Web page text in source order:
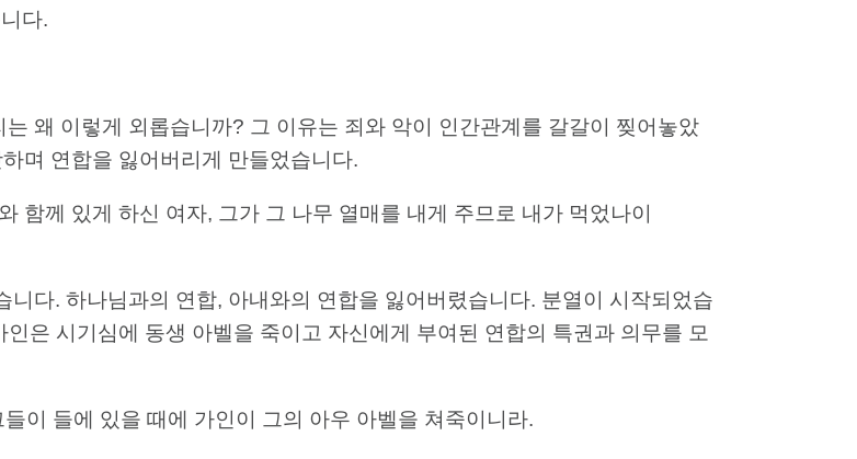
다.
왜 이렇게 외롭습니까? 그 이유는 죄와 악이 인간관계를 갈갈이 찢어놓았
며 연합을 잃어버리게 만들었습니다.
함께 있게 하신 여자, 그가 그 나무 열매를 내게 주므로 내가 먹었나이
다. 하나님과의 연합, 아내와의 연합을 잃어버렸습니다. 분열이 시작되었습
은 시기심에 동생 아벨을 죽이고 자신에게 부여된 연합의 특권과 의무를 모
이 들에 있을 때에 가인이 그의 아우 아벨을 쳐죽이니라.